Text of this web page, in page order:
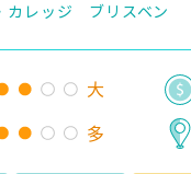
カレッジ ブリスベン
大
多